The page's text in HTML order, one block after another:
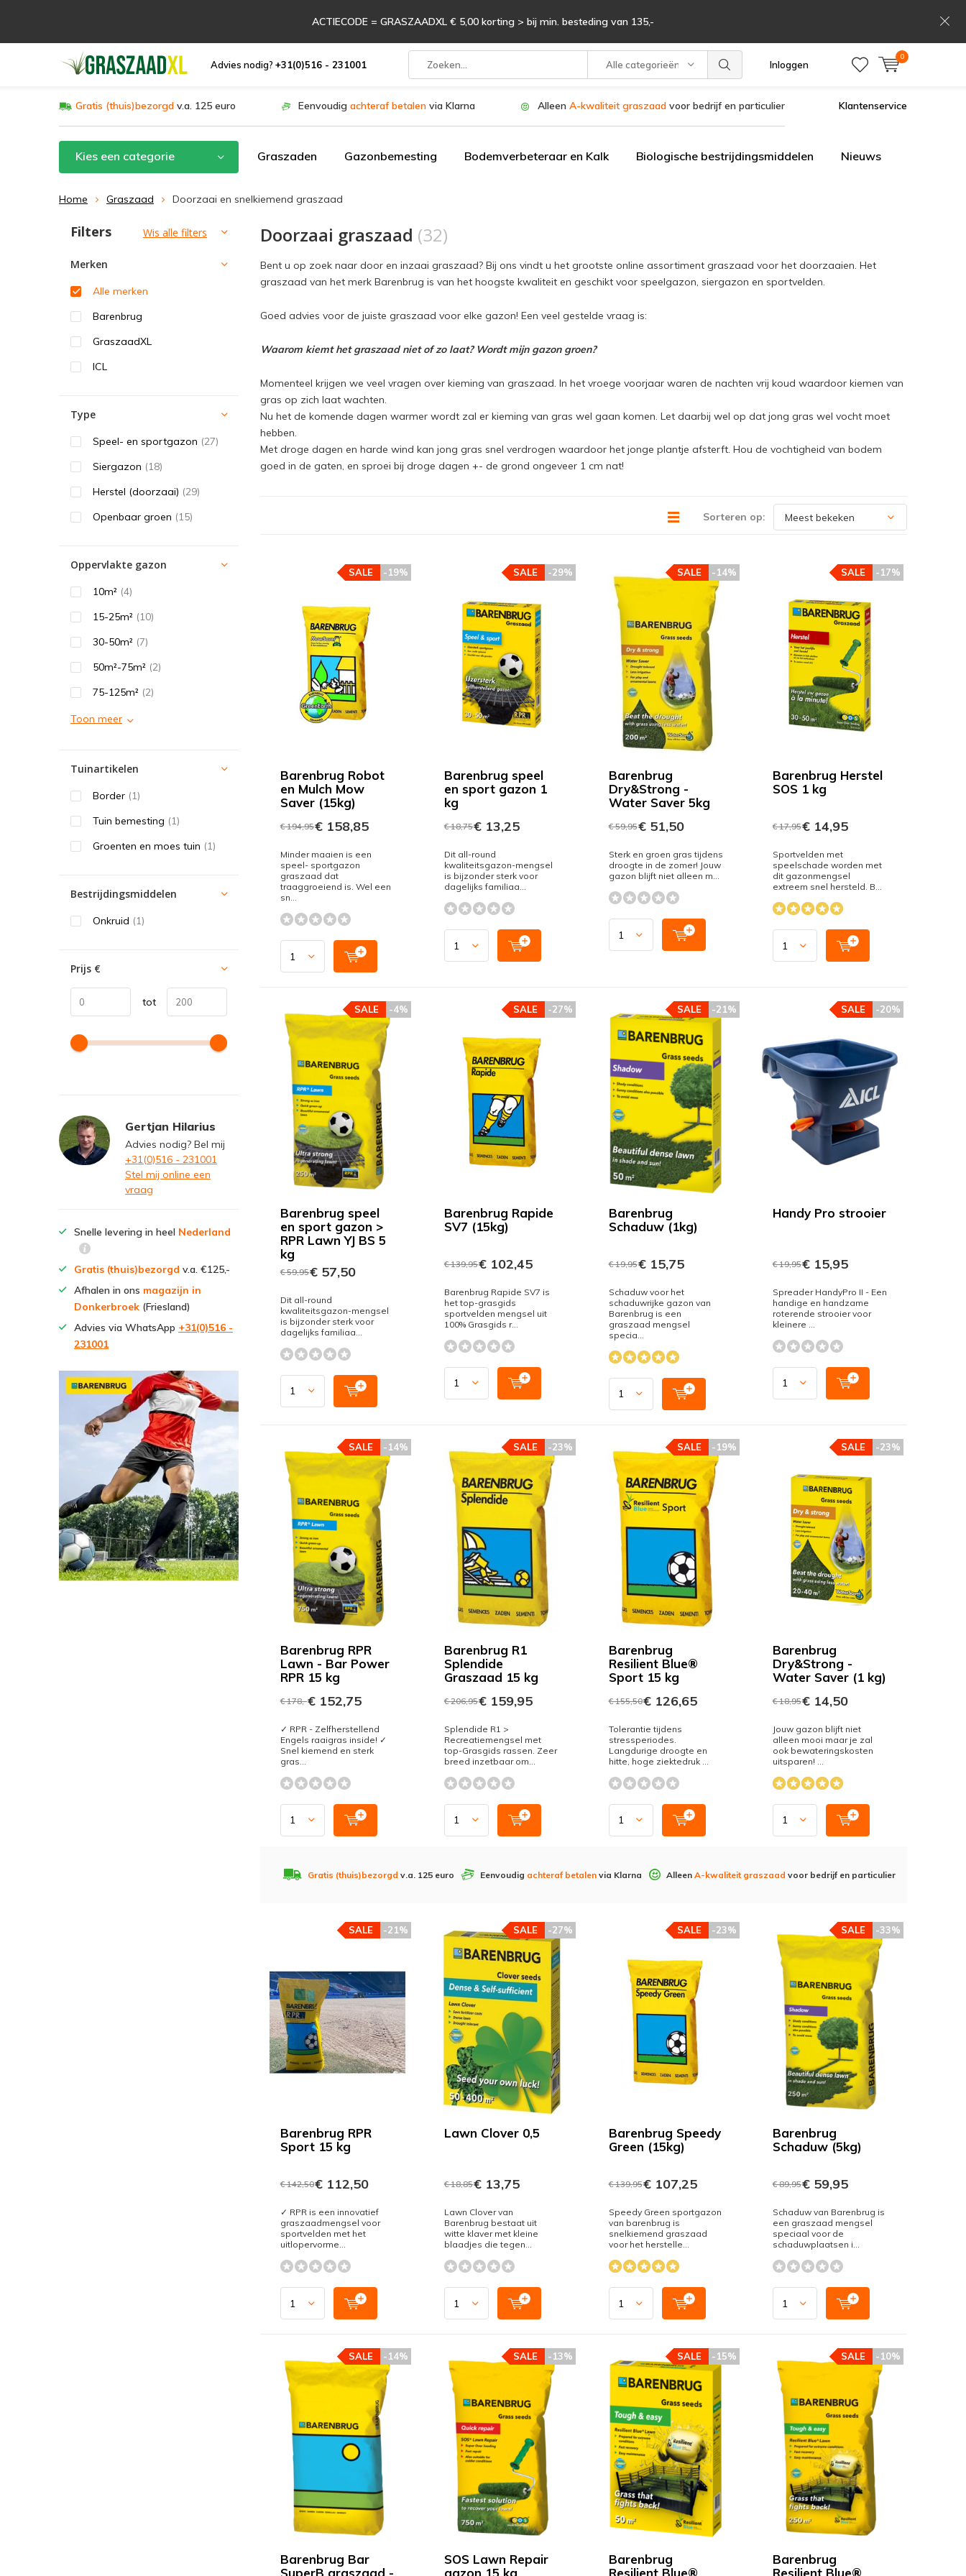
Advies nodig? +31(0)516 - 231001 Alle categorieën Inloggen
0
ACTIECODE = GRASZAADXL € 5,00 korting > bij min. besteding van 135,-
Gratis (thuis)bezorgd v.a. 125 euro Eenvoudig achteraf betalen via Klarna Alleen A-kwaliteit graszaad voor bedrijf en particulier Klantenservice
Kies een categorie Graszaden Gazonbemesting Bodemverbeteraar en Kalk Biologische bestrijdingsmiddelen Nieuws
Home Graszaad Doorzaai en snelkiemend graszaad
Doorzaai graszaad (32)
Bent u op zoek naar door en inzaai graszaad? Bij ons vindt u het grootste online assortiment graszaad voor het doorzaaien. Het
graszaad van het merk Barenbrug is van het hoogste kwaliteit en geschikt voor speelgazon, siergazon en sportvelden.
Goed advies voor de juiste graszaad voor elke gazon! Een veel gestelde vraag is:
Waarom kiemt het graszaad niet of zo laat? Wordt mijn gazon groen?
Momenteel krijgen we veel vragen over kieming van graszaad. In het vroege voorjaar waren de nachten vrij koud waardoor kiemen van
gras op zich laat wachten.
Nu het de komende dagen warmer wordt zal er kieming van gras wel gaan komen. Let daarbij wel op dat jong gras wel vocht moet
hebben.
Met droge dagen en harde wind kan jong gras snel verdrogen waardoor het jonge plantje afsterft. Hou de vochtigheid van bodem
goed in de gaten, en sproei bij droge dagen +- de grond ongeveer 1 cm nat!
Sorteren op:
Barenbrug Robot
en Mulch Mow
Saver (15kg)
-19%
SALE
€ 194,95€ 158,85
Minder maaien is een
speel- sportgazon
graszaad dat
traaggroeiend is. Wel een
sn...
Barenbrug speel
en sport gazon 1
kg
-29%
SALE
€ 18,75€ 13,25
Dit all-round
kwaliteitsgazon-mengsel
is bijzonder sterk voor
dagelijks familiaa...
Barenbrug
Dry&Strong -
Water Saver 5kg
-14%
SALE
€ 59,95€ 51,50
Sterk en groen gras tijdens
droogte in de zomer! Jouw
gazon blijft niet alleen m...
Barenbrug Herstel
SOS 1 kg
-17%
SALE
€ 17,95€ 14,95
Sportvelden met
speelschade worden met
dit gazonmengsel
extreem snel hersteld. B...
Barenbrug speel
en sport gazon >
RPR Lawn YJ BS 5
kg
-4%
SALE
€ 59,95€ 57,50
Dit all-round
kwaliteitsgazon-mengsel
is bijzonder sterk voor
dagelijks familiaa...
Barenbrug Rapide
SV7 (15kg)
-27%
SALE
€ 139,95€ 102,45
Barenbrug Rapide SV7 is
het top-grasgids
sportvelden mengsel uit
100% Grasgids r...
Barenbrug
Schaduw (1kg)
-21%
SALE
€ 19,95€ 15,75
Schaduw voor het
schaduwrijke gazon van
Barenbrug is een
graszaad mengsel
specia...
Handy Pro strooier
-20%
SALE
€ 19,95€ 15,95
Spreader HandyPro II - Een
handige en handzame
roterende strooier voor
kleinere ...
Barenbrug RPR
Lawn - Bar Power
RPR 15 kg
-14%
SALE
€ 178,-€ 152,75
✓ RPR - Zelfherstellend
Engels raaigras inside! ✓
Snel kiemend en sterk
gras...
Barenbrug R1
Splendide
Graszaad 15 kg
-23%
SALE
€ 206,95€ 159,95
Splendide R1 >
Recreatiemengsel met
top-Grasgids rassen. Zeer
breed inzetbaar om...
Barenbrug
Resilient Blue®
Sport 15 kg
-19%
SALE
€ 155,50€ 126,65
Tolerantie tijdens
stressperiodes.
Langdurige droogte en
hitte, hoge ziektedruk ...
Barenbrug
Dry&Strong -
Water Saver (1 kg)
-23%
SALE
€ 18,95€ 14,50
Jouw gazon blijft niet
alleen mooi maar je zal
ook bewateringskosten
uitsparen! ...
Gratis (thuis)bezorgd v.a. 125 euro Eenvoudig achteraf betalen via Klarna Alleen A-kwaliteit graszaad voor bedrijf en particulier
Barenbrug RPR
Sport 15 kg
-21%
SALE
€ 142,50€ 112,50
✓ RPR is een innovatief
graszaadmengsel voor
sportvelden met het
uitlopervorme...
Lawn Clover 0,5
-27%
SALE
€ 18,85€ 13,75
Lawn Clover van
Barenbrug bestaat uit
witte klaver met kleine
blaadjes die tegen...
Barenbrug Speedy
Green (15kg)
-23%
SALE
€ 139,95€ 107,25
Speedy Green sportgazon
van barenbrug is
snelkiemend graszaad
voor het herstelle...
Barenbrug
Schaduw (5kg)
-33%
SALE
€ 89,95€ 59,95
Schaduw van Barenbrug is
een graszaad mengsel
speciaal voor de
schaduwplaatsen i...
Barenbrug Bar
-14%
SALE
SOS Lawn Repair
-13%
SALE
Barenbrug
-15%
SALE
Barenbrug
-10%
SALE
Sorteren op:
Filters Wis alle filters
Merken
Alle merken
Barenbrug
GraszaadXL
ICL
Type
Speel- en sportgazon (27)
Siergazon (18)
Herstel (doorzaai) (29)
Openbaar groen (15)
Oppervlakte gazon
10m² (4)
15-25m² (10)
30-50m² (7)
50m²-75m² (2)
75-125m² (2)
Toon meer
Tuinartikelen
Border (1)
Tuin bemesting (1)
Groenten en moes tuin (1)
Bestrijdingsmiddelen
Onkruid (1)
Prijs €
tot
Gertjan Hilarius
Advies nodig? Bel mij
+31(0)516 - 231001
Stel mij online een
vraag
Snelle levering in heel Nederland
Gratis (thuis)bezorgd v.a. €125,-
Afhalen in ons magazijn in
Donkerbroek (Friesland)
Advies via WhatsApp +31(0)516 -
231001